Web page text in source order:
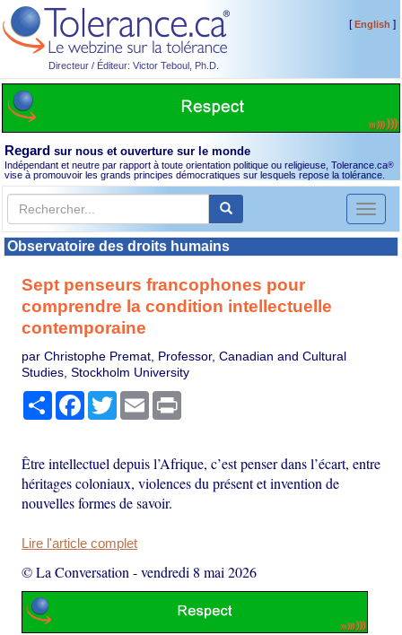
Directeur / Éditeur: Victor Teboul, Ph.D.
[English ]
Regard sur nous et ouverture sur le monde
Indépendant et neutre par rapport à toute orientation politique ou religieuse, Tolerance.ca®
vise à promouvoir les grands principes démocratiques sur lesquels repose la tolérance.
Toggle
Observatoire des droits humains
Sept penseurs francophones pour
comprendre la condition intellectuelle
contemporaine
par Christophe Premat, Professor, Canadian and Cultural
Studies, Stockholm University
PartagerFacebook
TwitterEmail
Être intellectuel depuis l’Afrique, c’est penser dans l’écart, entre
héritages coloniaux, violences du présent et invention de
nouvelles formes de savoir.
Lire l'article complet
© La Conversation -vendredi 8 mai 2026